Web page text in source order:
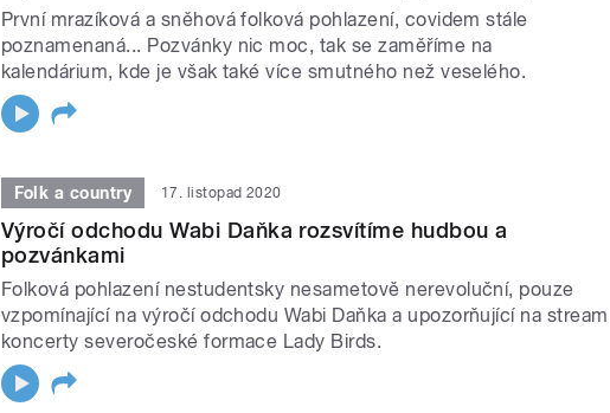
První mrazíková a sněhová folková pohlazení, covidem stále
poznamenaná... Pozvánky nic moc, tak se zaměříme na
kalendárium, kde je však také více smutného než veselého.
Folk a country 17. listopad 2020
Výročí odchodu Wabi Daňka rozsvítíme hudbou a
pozvánkami
Folková pohlazení nestudentsky nesametově nerevoluční, pouze
vzpomínající na výročí odchodu Wabi Daňka a upozorňující na stream
koncerty severočeské formace Lady Birds.